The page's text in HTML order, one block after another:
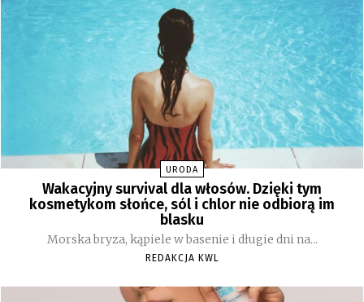
URODA
Wakacyjny survival dla włosów. Dzięki tym
kosmetykom słońce, sól i chlor nie odbiorą im
blasku
Morska bryza, kąpiele w basenie i długie dni na...
REDAKCJA KWL